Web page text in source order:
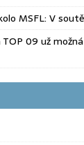
MSFL: V
TOP 09 už